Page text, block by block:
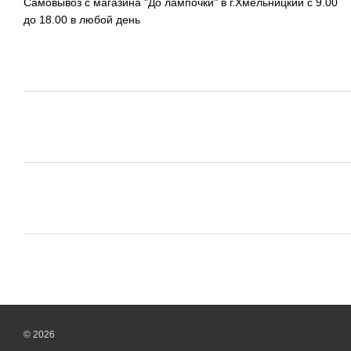
до 18.00 в любой день
© 2026